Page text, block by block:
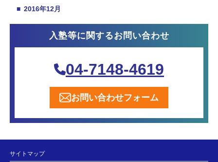
■ 2016年12月
入塾等に関するお問い合わせ
04-7148-4619
お問い合わせフォーム
サイトマップ